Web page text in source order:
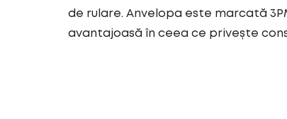
de rulare. Anvelopa este marcată
avantajoasă în ceea ce privește